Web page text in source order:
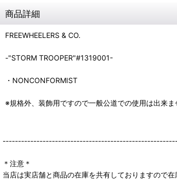
商品詳細
FREEWHEELERS & CO.
-"STORM TROOPER"#1319001-
・NONCONFORMIST
※規格外、装飾用ですので一般公道での使用は出来ま
＊注意＊
当店は実店舗と商品の在庫を共有しておりますので